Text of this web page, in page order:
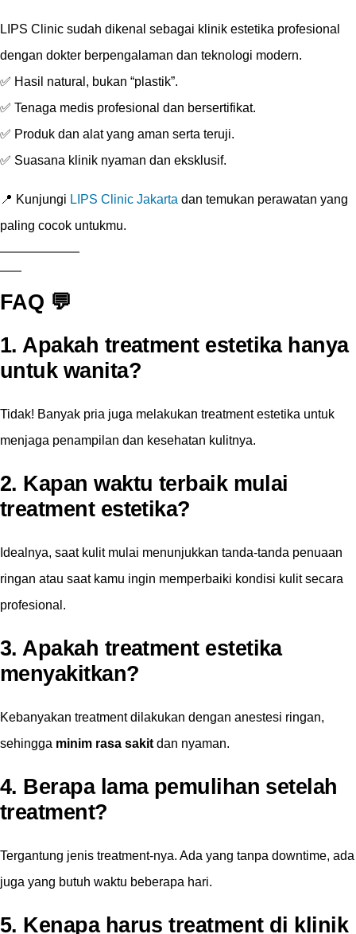
LIPS Clinic sudah dikenal sebagai klinik estetika profesional
dengan dokter berpengalaman dan teknologi modern.
✅ Hasil natural, bukan “plastik”.
✅ Tenaga medis profesional dan bersertifikat.
✅ Produk dan alat yang aman serta teruji.
✅ Suasana klinik nyaman dan eksklusif.
📍 Kunjungi LIPS Clinic Jakarta dan temukan perawatan yang
paling cocok untukmu.
FAQ 💬
1. Apakah treatment estetika hanya
untuk wanita?
Tidak! Banyak pria juga melakukan treatment estetika untuk
menjaga penampilan dan kesehatan kulitnya.
2. Kapan waktu terbaik mulai
treatment estetika?
Idealnya, saat kulit mulai menunjukkan tanda-tanda penuaan
ringan atau saat kamu ingin memperbaiki kondisi kulit secara
profesional.
3. Apakah treatment estetika
menyakitkan?
Kebanyakan treatment dilakukan dengan anestesi ringan,
sehingga minim rasa sakit dan nyaman.
4. Berapa lama pemulihan setelah
treatment?
Tergantung jenis treatment-nya. Ada yang tanpa downtime, ada
juga yang butuh waktu beberapa hari.
5. Kenapa harus treatment di klinik